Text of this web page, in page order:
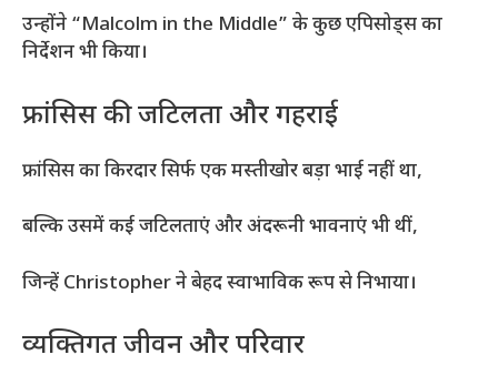
उन्होंने “Malcolm in the Middle” के कुछ एपिसोड्स का
निर्देशन भी किया।
फ्रांसिस की जटिलता और गहराई
फ्रांसिस का किरदार सिर्फ एक मस्तीखोर बड़ा भाई नहीं था,
बल्कि उसमें कई जटिलताएं और अंदरूनी भावनाएं भी थीं,
जिन्हें Christopher ने बेहद स्वाभाविक रूप से निभाया।
व्यक्तिगत जीवन और परिवार